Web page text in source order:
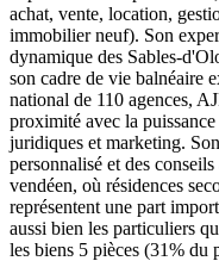
achat, vente, location,
immobilier neuf). Son
dynamique des Sables-
son cadre de vie balnéaire
national de 110 agences,
proximité avec la
juridiques et marketing.
personnalisé et des
vendéen, où résidences
représentent une part
aussi bien les particuliers
les biens 5 pièces (31%